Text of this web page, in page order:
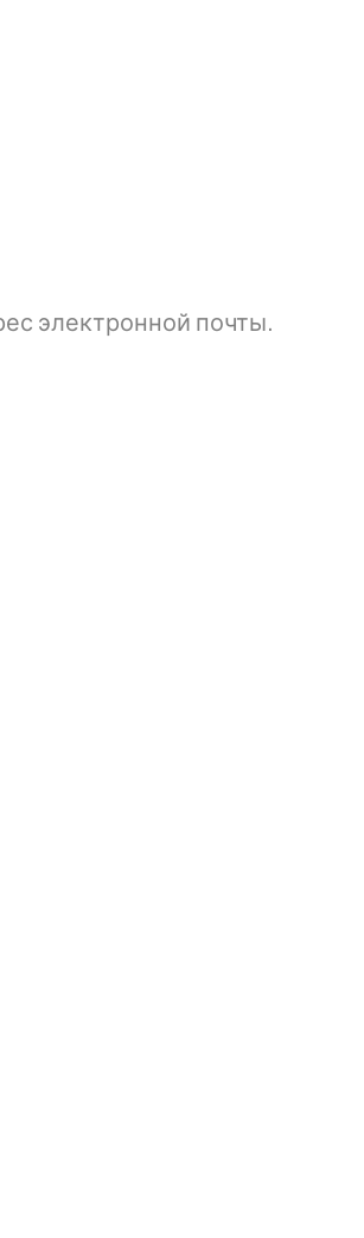
электронной почты.